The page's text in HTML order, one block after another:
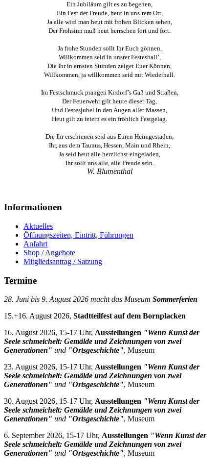
Ein Jubiläum gilt es zu begehen,
Ein Fest der Freude, heut in uns’rem Ort,
Ja alle wird man heut mit frohen Blicken sehen,
Der Frohsinn muß heut herrschen fort und fort.
Ja frohe Stunden sollt Ihr Euch gönnen,
Willkommen seid in unsrer Festeshall’,
Die Ihr in ernsten Stunden zeiget Euer Können,
Willkommen, ja willkommen seid mit Wiederhall.
Im Festschmuck prangen Kirdorf’s Gaß und Straßen,
Der Feuerwehr gilt heute dieser Tag,
Und Festesjubel in den Augen aller Massen,
Heut gilt zu feiern es ein fröhlich Festgelag.
Die Ihr erschienen seid aus Euren Heimgestaden,
Ihr, aus dem Taunus, Hessen, Main und Rhein,
Ja seid heut alle herzlichst eingeladen,
Ihr sollt uns alle, alle Freude sein.
W. Blumenthal
Informationen
Aktuelles
Öffnungszeiten, Eintritt, Führungen
Anfahrt
Shop / Angebote
Mitgliedsantrag / Satzung
Termine
28. Juni bis 9. August 2026 macht das Museum Sommerferien
15.+16. August 2026, Stadtteilfest auf dem Bornplacken
16. August 2026, 15-17 Uhr, Ausstellungen "Wenn Kunst der
Seele schmeichelt: Gemälde und Zeichnungen von zwei
Generationen" und "Ortsgeschichte", Museum
23. August 2026, 15-17 Uhr, Ausstellungen "Wenn Kunst der
Seele schmeichelt: Gemälde und Zeichnungen von zwei
Generationen" und "Ortsgeschichte", Museum
30. August 2026, 15-17 Uhr, Ausstellungen "Wenn Kunst der
Seele schmeichelt: Gemälde und Zeichnungen von zwei
Generationen" und "Ortsgeschichte", Museum
6. September 2026, 15-17 Uhr, Ausstellungen "Wenn Kunst der
Seele schmeichelt: Gemälde und Zeichnungen von zwei
Generationen" und "Ortsgeschichte", Museum